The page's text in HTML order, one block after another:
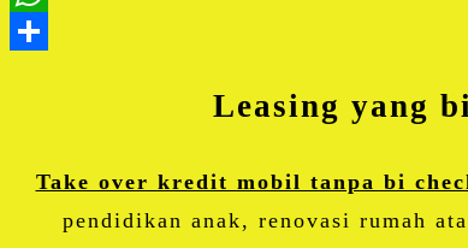
Leasing yang
Take over kredit mobil tanpa bi
pendidikan anak, renovasi rumah